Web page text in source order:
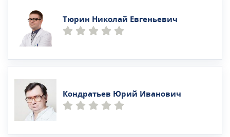
Тюрин Николай Евгеньевич
Кондратьев Юрий Иванович